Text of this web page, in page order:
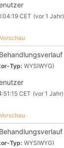
CET (vor 1 Jahr)
Vorschau
Typ: WYSIWYG)
CET (vor 1 Jahr)
Vorschau
Typ: WYSIWYG)